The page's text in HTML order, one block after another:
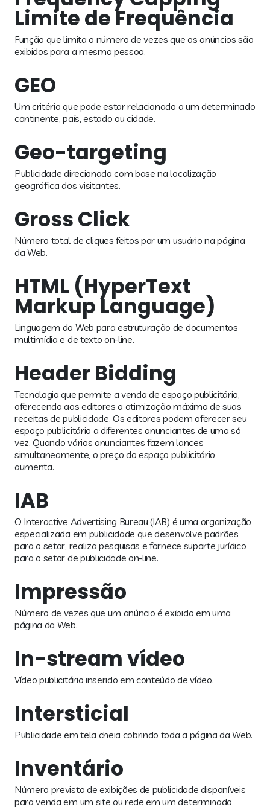
Limite de Frequência
Função que limita o número de vezes que os anúncios são
exibidos para a mesma pessoa.
GEO
Um critério que pode estar relacionado a um determinado
continente, país, estado ou cidade.
Geo-targeting
Publicidade direcionada com base na localização
geográfica dos visitantes.
Gross Click
Número total de cliques feitos por um usuário na página
da Web.
HTML (HyperText
Markup Language)
Linguagem da Web para estruturação de documentos
multimídia e de texto on-line.
Header Bidding
Tecnologia que permite a venda de espaço publicitário,
oferecendo aos editores a otimização máxima de suas
receitas de publicidade. Os editores podem oferecer seu
espaço publicitário a diferentes anunciantes de uma só
vez. Quando vários anunciantes fazem lances
simultaneamente, o preço do espaço publicitário
aumenta.
IAB
O Interactive Advertising Bureau (IAB) é uma organização
especializada em publicidade que desenvolve padrões
para o setor, realiza pesquisas e fornece suporte jurídico
para o setor de publicidade on-line.
Impressão
Número de vezes que um anúncio é exibido em uma
página da Web.
In-stream vídeo
Vídeo publicitário inserido em conteúdo de vídeo.
Intersticial
Publicidade em tela cheia cobrindo toda a página da Web.
Inventário
Número previsto de exibições de publicidade disponíveis
para venda em um site ou rede em um determinado